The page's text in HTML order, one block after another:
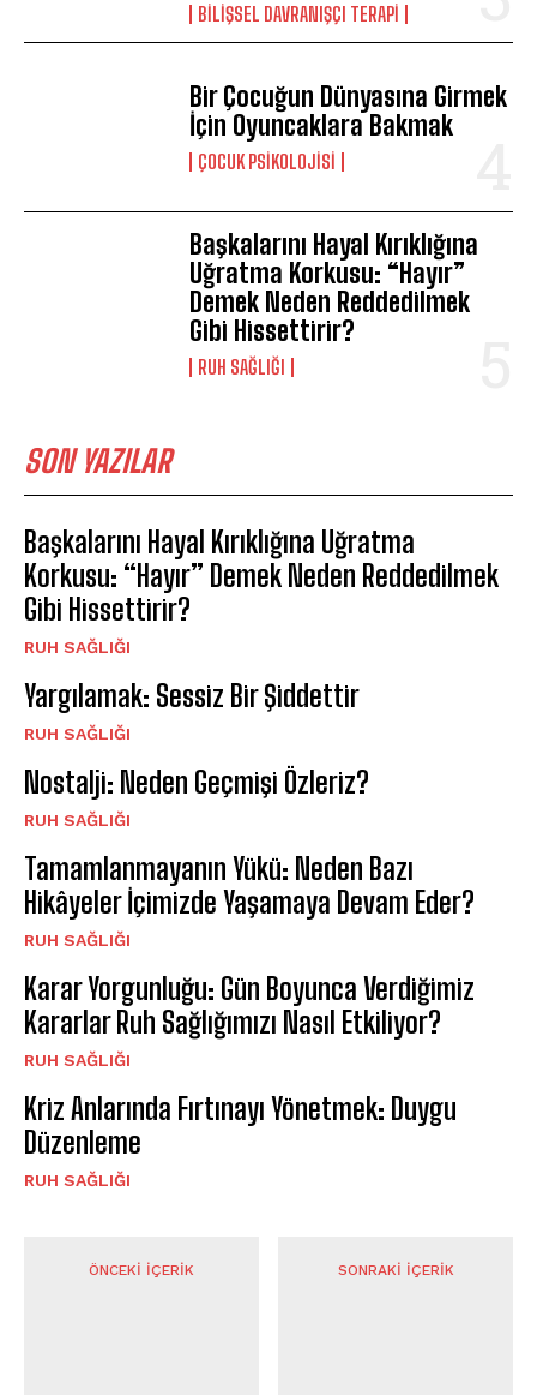
BILIŞSEL DAVRANIŞÇI TERAPI
Bir Çocuğun Dünyasına Girmek
İçin Oyuncaklara Bakmak
ÇOCUK PSIKOLOJISI
Başkalarını Hayal Kırıklığına
Uğratma Korkusu: “Hayır”
Demek Neden Reddedilmek
Gibi Hissettirir?
⁠RUH SAĞLIĞI
SON YAZILAR
Başkalarını Hayal Kırıklığına Uğratma
Korkusu: “Hayır” Demek Neden Reddedilmek
Gibi Hissettirir?
⁠RUH SAĞLIĞI
Yargılamak: Sessiz Bir Şiddettir
⁠RUH SAĞLIĞI
Nostalji: Neden Geçmişi Özleriz?
⁠RUH SAĞLIĞI
Tamamlanmayanın Yükü: Neden Bazı
Hikâyeler İçimizde Yaşamaya Devam Eder?
⁠RUH SAĞLIĞI
Karar Yorgunluğu: Gün Boyunca Verdiğimiz
Kararlar Ruh Sağlığımızı Nasıl Etkiliyor?
⁠RUH SAĞLIĞI
Kriz Anlarında Fırtınayı Yönetmek: Duygu
Düzenleme
⁠RUH SAĞLIĞI
ÖNCEKI İÇERIK SONRAKI İÇERIK